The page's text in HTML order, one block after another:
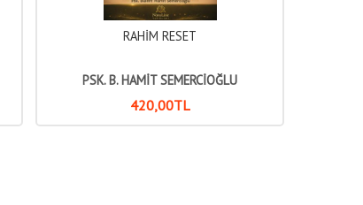
RAHİM RESET
PSK. B. HAMİT SEMERCİOĞLU
420,00TL